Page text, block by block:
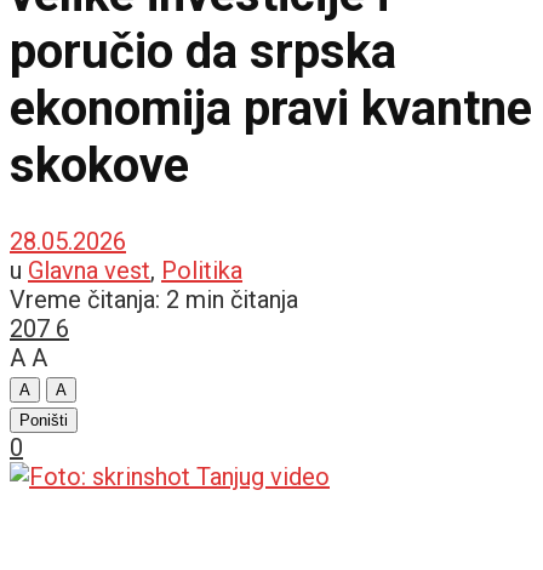
poručio da srpska
ekonomija pravi kvantne
skokove
28.05.2026
u Glavna vest, Politika
Vreme čitanja: 2 min čitanja
207 6
A A
A
A
Poništi
0